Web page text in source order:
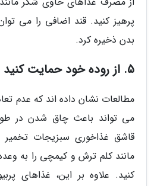
پرهیز کنید. قند اضافی را می
بدن ذخیره کرد.
5. از روده خود حمایت کنید
مطالعات نشان داده اند که عدم
قاشق غذاخوری سبزیجات تخمیر
مانند کلم ترش و کیمچی را به
کنید. علاوه بر این، غذاهای